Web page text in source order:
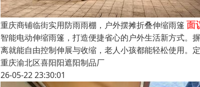
重庆商铺临街实用防雨雨棚，户外摆摊折叠伸缩雨篷 面
智能电动伸缩雨篷，打造便捷省心的户外生活新方式。
离就能自由控制伸展与收缩，老人小孩都能轻松使用。
重庆渝北区喜阳阳遮阳制品厂
26-05-22 23:30:01